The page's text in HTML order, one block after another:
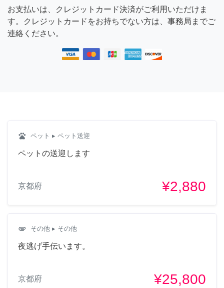
お支払いは、クレジットカード決済がご利用いただけま
す。クレジットカードをお持ちでない方は、事務局までご
連絡ください。
pets ペット ▸ ペット送迎
ペットの送迎します
京都府 ¥2,880
attachment その他 ▸ その他
夜逃げ手伝います。
京都府 ¥25,800